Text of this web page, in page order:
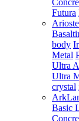
Futura
body
Metal
Ultra
Ultra
crystal
Basic